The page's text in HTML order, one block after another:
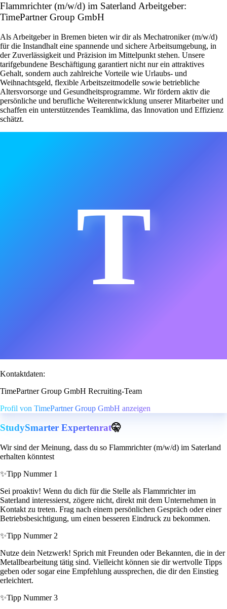
Flammrichter (m/w/d) im Saterland Arbeitgeber:
TimePartner Group GmbH
Als Arbeitgeber in Bremen bieten wir dir als Mechatroniker (m/w/d)
für die Instandhalt eine spannende und sichere Arbeitsumgebung, in
der Zuverlässigkeit und Präzision im Mittelpunkt stehen. Unsere
tarifgebundene Beschäftigung garantiert nicht nur ein attraktives
Gehalt, sondern auch zahlreiche Vorteile wie Urlaubs- und
Weihnachtsgeld, flexible Arbeitszeitmodelle sowie betriebliche
Altersvorsorge und Gesundheitsprogramme. Wir fördern aktiv die
persönliche und berufliche Weiterentwicklung unserer Mitarbeiter und
schaffen ein unterstützendes Teamklima, das Innovation und Effizienz
schätzt.
T
Kontaktdaten:
TimePartner Group GmbH Recruiting-Team
Profil von TimePartner Group GmbH anzeigen
StudySmarter Expertenrat🤫
Wir sind der Meinung, dass du so Flammrichter (m/w/d) im Saterland
erhalten könntest
✨Tipp Nummer 1
Sei proaktiv! Wenn du dich für die Stelle als Flammrichter im
Saterland interessierst, zögere nicht, direkt mit dem Unternehmen in
Kontakt zu treten. Frag nach einem persönlichen Gespräch oder einer
Betriebsbesichtigung, um einen besseren Eindruck zu bekommen.
✨Tipp Nummer 2
Nutze dein Netzwerk! Sprich mit Freunden oder Bekannten, die in der
Metallbearbeitung tätig sind. Vielleicht können sie dir wertvolle Tipps
geben oder sogar eine Empfehlung aussprechen, die dir den Einstieg
erleichtert.
✨Tipp Nummer 3